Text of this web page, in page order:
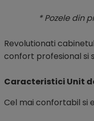
* Pozele din
Revolutionati
confort profesional si
Caracteristici Unit
Cel mai confortabil si